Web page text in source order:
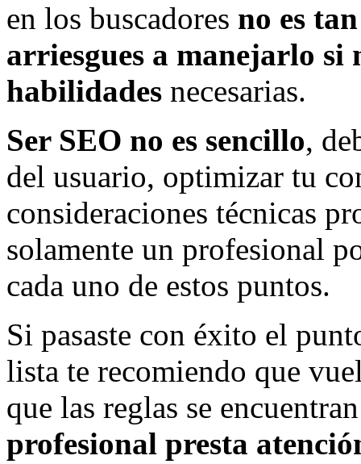
en los buscadores no es
arriesgues a manejarlo si
habilidades necesarias.
Ser SEO no es sencillo,
del usuario, optimizar tu
consideraciones técnicas
solamente un profesional
cada uno de estos puntos.
Si pasaste con éxito el
lista te recomiendo que
que las reglas se
profesional presta